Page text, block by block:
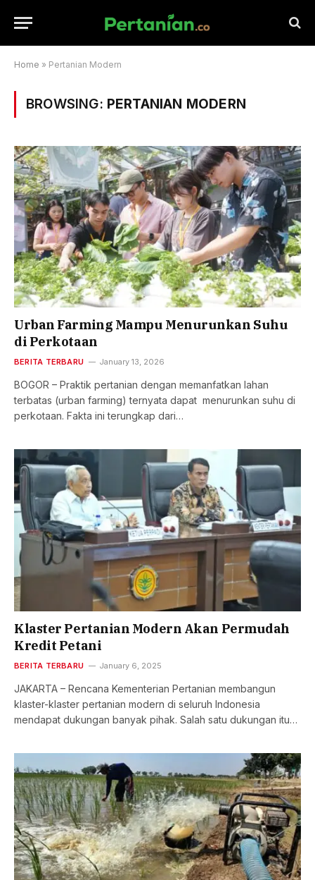
Home » Pertanian Modern
BROWSING: PERTANIAN MODERN
Urban Farming Mampu Menurunkan Suhu
di Perkotaan
BERITA TERBARU January 13, 2026
BOGOR – Praktik pertanian dengan memanfatkan lahan
terbatas (urban farming) ternyata dapat menurunkan suhu di
perkotaan. Fakta ini terungkap dari…
Klaster Pertanian Modern Akan Permudah
Kredit Petani
BERITA TERBARU January 6, 2025
JAKARTA – Rencana Kementerian Pertanian membangun
klaster-klaster pertanian modern di seluruh Indonesia
mendapat dukungan banyak pihak. Salah satu dukungan itu…